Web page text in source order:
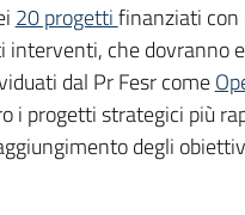
20 progettifinanziati con
interventi, che dovranno
dal Pr Fesr come
i progetti strategici più
degli